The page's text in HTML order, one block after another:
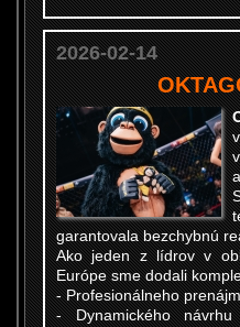
2026-02-14
garantovala bezchybnú
Ako jeden z lídrov v
Európe sme dodali
- Profesionálneho
- Dynamického